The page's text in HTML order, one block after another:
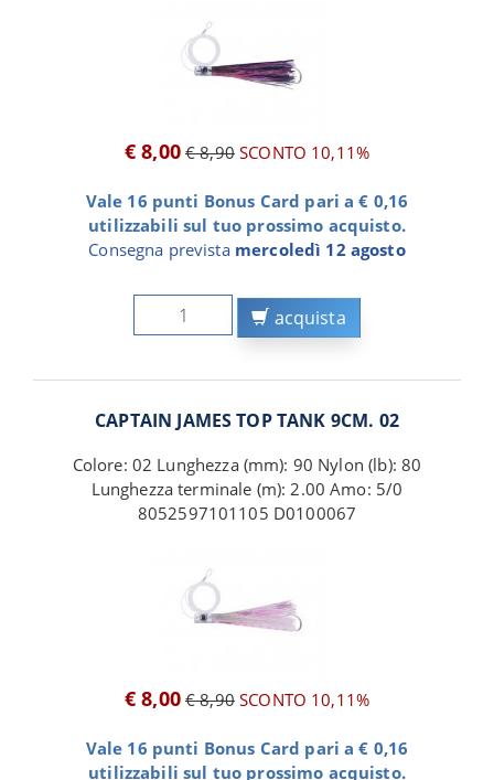
€ 8,00 € 8,90SCONTO 10,11%
Vale 16 punti Bonus Card pari a € 0,16
utilizzabili sul tuo prossimo acquisto.
Consegna prevista mercoledì 12 agosto
acquista
CAPTAIN JAMES TOP TANK 9CM. 02
Colore: 02 Lunghezza (mm): 90 Nylon (lb): 80
Lunghezza terminale (m): 2.00 Amo: 5/0
8052597101105 D0100067
€ 8,00 € 8,90SCONTO 10,11%
Vale 16 punti Bonus Card pari a € 0,16
utilizzabili sul tuo prossimo acquisto.